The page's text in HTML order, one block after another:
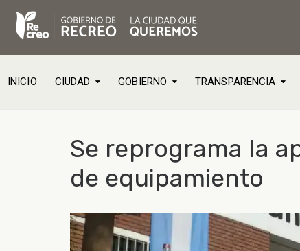
INICIO CIUDAD GOBIERNO TRANSPARENCIA
Se reprograma la
de equipamiento